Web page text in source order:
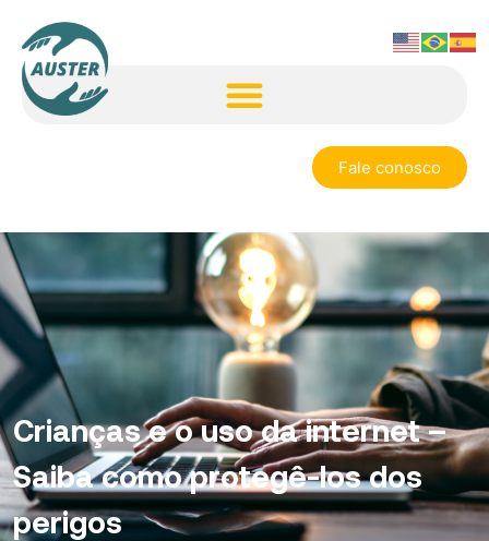
Fale conosco
Crianças e o uso da internet –
Saiba como protegê-los dos
perigos